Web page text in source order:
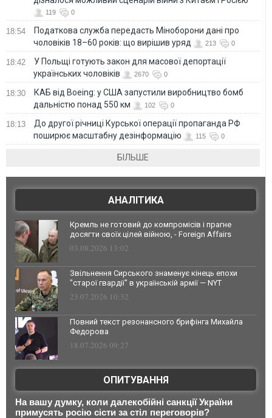
119 0
18:54
Податкова служба передасть Міноборони дані про
чоловіків 18–60 років: що вирішив уряд
213 0
18:42
У Польщі готують закон для масової депортації
українських чоловіків
2670 0
18:30
КАБ від Boeing: у США запустили виробництво бомб
дальністю понад 550 км
102 0
18:13
До другої річниці Курської операції пропаганда РФ
поширює масштабну дезінформацію
115 0
БІЛЬШЕ
АНАЛІТИКА
Кремль не готовий до компромісів і прагне
досягти своїх цілей війною, - Foreign Affairs
03.08.2026 13:02
Звільнення Сирського знаменує кінець епохи
"старої гвардії" в українській армії — NYT
23.07.2026 10:32
Повний текст резонансного брифінга Михайла
Федорова
18.07.2026 09:27
ОПИТУВАННЯ
На вашу думку, коли далекобійні санкції України
примусять росію сісти за стіл переговорів?